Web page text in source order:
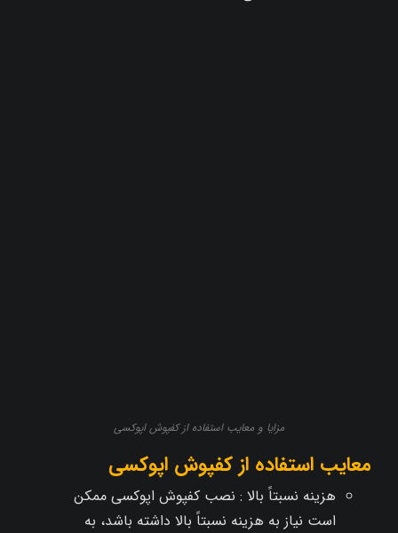
مزایا و معایب استفاده از کفپوش اپوکسی
معایب استفاده از کفپوش اپوکسی
هزینه نسبتاً بالا : نصب کفپوش اپوکسی ممکن
است نیاز به هزینه نسبتاً بالا داشته باشد، به